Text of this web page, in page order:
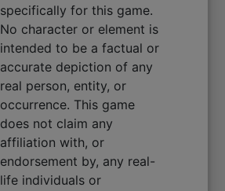
specifically for this game.
No character or element is
intended to be a factual or
accurate depiction of any
real person, entity, or
occurrence. This game
does not claim any
affiliation with, or
endorsement by, any real-
life individuals or